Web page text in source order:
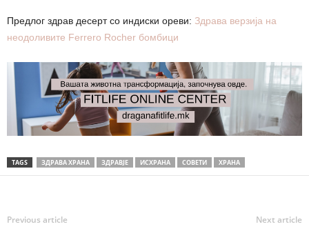
Предлог здрав десерт со индиски ореви: Здрава верзија на
неодоливите Ferrero Rocher бомбици
TAGS ЗДРАВА ХРАНА ЗДРАВЈЕ ИСХРАНА СОВЕТИ ХРАНА
Previous article Next article